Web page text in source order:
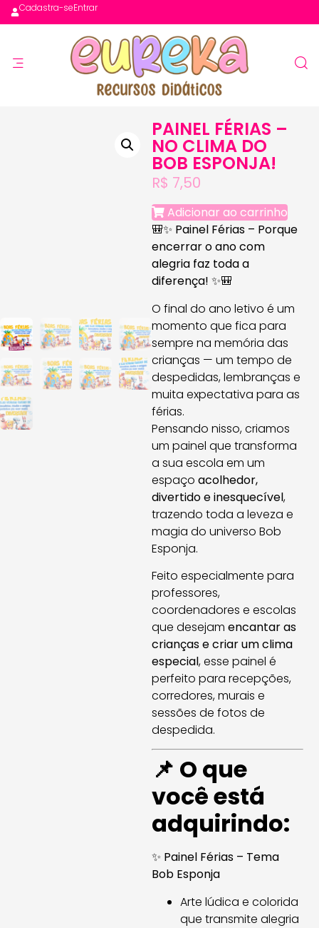
Cadastra-seEntrar
PAINEL FÉRIAS –
NO CLIMA DO
BOB ESPONJA!
R$ 7,50
Adicionar ao carrinho
🎒✨ Painel Férias – Porque
encerrar o ano com
alegria faz toda a
diferença! ✨🎒
O final do ano letivo é um
momento que fica para
sempre na memória das
crianças — um tempo de
despedidas, lembranças e
muita expectativa para as
férias.
Pensando nisso, criamos
um painel que transforma
a sua escola em um
espaço acolhedor,
divertido e inesquecível,
trazendo toda a leveza e
magia do universo Bob
Esponja.
Feito especialmente para
professores,
coordenadores e escolas
que desejam encantar as
crianças e criar um clima
especial, esse painel é
perfeito para recepções,
corredores, murais e
sessões de fotos de
despedida.
📌 O que
você está
adquirindo:
✨ Painel Férias – Tema
Bob Esponja
Arte lúdica e colorida
que transmite alegria